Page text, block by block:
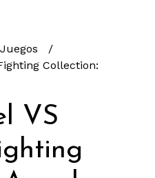
Juegos
Collection:
VS